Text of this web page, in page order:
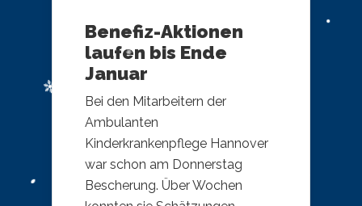
Benefiz-Aktionen
laufen bis Ende
Januar
Bei den Mitarbeitern der
Ambulanten
Kinderkrankenpflege Hannover
war schon am Donnerstag
Bescherung. Über Wochen